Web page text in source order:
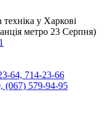
у Харкові
метро 23 Серпня)
64, 714-23-66
(067) 579-94-95